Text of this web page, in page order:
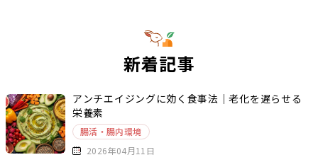
新着記事
アンチエイジングに効く食事法｜老化を遅らせる
栄養素
腸活・腸内環境
2026年04月11日